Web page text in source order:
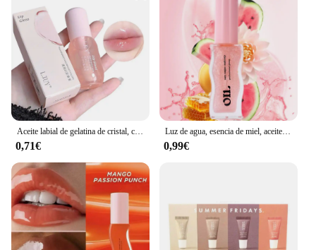
0,71€
Luz de agua, esencia de miel, aceite de labios, hidratante de larga duración, brillo afrutado, gelatina, Reduce las líneas de los labios, lápiz labial líquido, brillo, maquillaje
0,99€